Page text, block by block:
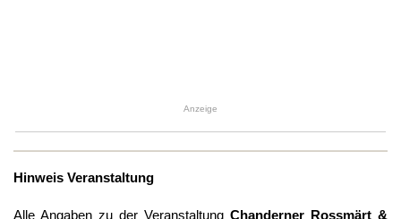
Anzeige
Hinweis Veranstaltung
Alle Angaben zu der Veranstaltung Chanderner Rossmärt &